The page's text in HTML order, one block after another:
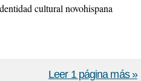
cultural novohispana
Leer 1 página más »